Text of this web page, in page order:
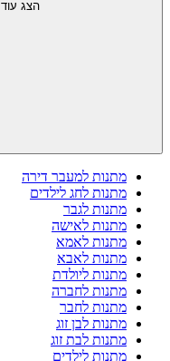
הצג עוד
מתנות למעבר דירה
מתנות לחג לילדים
מתנות לגבר
מתנות לאישה
מתנות לאמא
מתנות לאבא
מתנות ליולדת
מתנות לחברה
מתנות לחבר
מתנות לבן זוג
מתנות לבת זוג
מתנות לילדים